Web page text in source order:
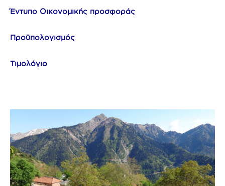
Έντυπο Οικονομικής προσφοράς
Προϋπολογισμός
Τιμολόγιο